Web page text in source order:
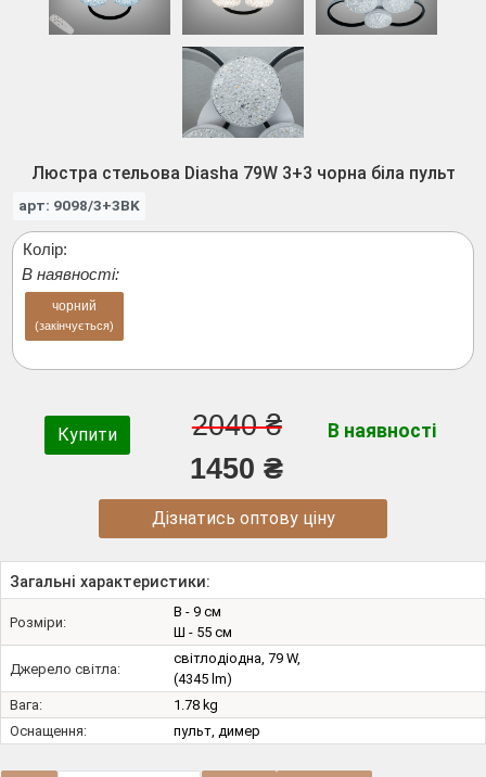
Люстра стельова Diasha 79W 3+3 чорна біла пульт
арт: 9098/3+3BK
Колір:
В наявності:
чорний
(закінчується)
Купити
2040 ₴
1450 ₴
В наявності
Дізнатись оптову ціну
Загальні характеристики:
Розміри:
В - 9 см
Ш - 55 см
Джерело світла:
світлодіодна, 79 W,
(4345 lm)
Вага:
1.78 kg
Оснащення:
пульт, димер